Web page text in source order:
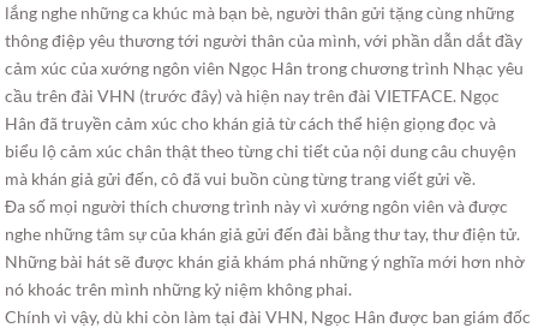
lắng nghe những ca khúc mà bạn bè, người thân gửi tặng cùng những
thông điệp yêu thương tới người thân của mình, với phần dẫn dắt đầy
cảm xúc của xướng ngôn viên Ngọc Hân trong chương trình Nhạc yêu
cầu trên đài VHN (trước đây) và hiện nay trên đài VIETFACE. Ngọc
Hân đã truyền cảm xúc cho khán giả từ cách thể hiện giọng đọc và
biểu lộ cảm xúc chân thật theo từng chi tiết của nội dung câu chuyện
mà khán giả gửi đến, cô đã vui buồn cùng từng trang viết gửi về.
Đa số mọi người thích chương trình này vì xướng ngôn viên và được
nghe những tâm sự của khán giả gửi đến đài bằng thư tay, thư điện tử.
Những bài hát sẽ được khán giả khám phá những ý nghĩa mới hơn nhờ
nó khoác trên mình những kỷ niệm không phai.
Chính vì vậy, dù khi còn làm tại đài VHN, Ngọc Hân được ban giám đốc